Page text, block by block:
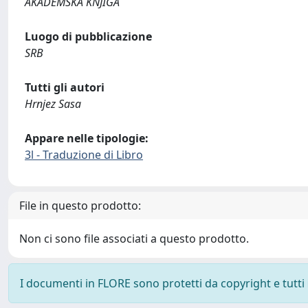
Luogo di pubblicazione
SRB
Tutti gli autori
Hrnjez Sasa
Appare nelle tipologie:
3l - Traduzione di Libro
File in questo prodotto:
Non ci sono file associati a questo prodotto.
I documenti in FLORE sono protetti da copyright e